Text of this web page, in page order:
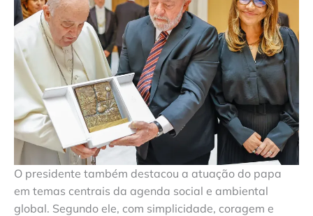
O presidente também destacou a atuação do papa
em temas centrais da agenda social e ambiental
global. Segundo ele, com simplicidade, coragem e